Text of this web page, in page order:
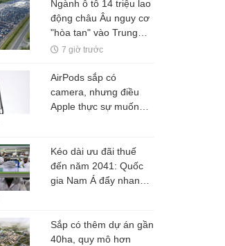
Ngành ô tô 14 triệu lao
động châu Âu nguy cơ
"hòa tan" vào Trung
Quốc: Công nhân làm
máy nửa năm chỉ sản
xuất hơn 6.000 xe
7 giờ trước
AirPods sắp có
camera, nhưng điều
Apple thực sự muốn
Kéo dài ưu đãi thuế
đến năm 2041: Quốc
gia Nam Á đẩy nhanh
công xưởng của thế
giới
Sắp có thêm dự án gần
40ha, quy mô hơn